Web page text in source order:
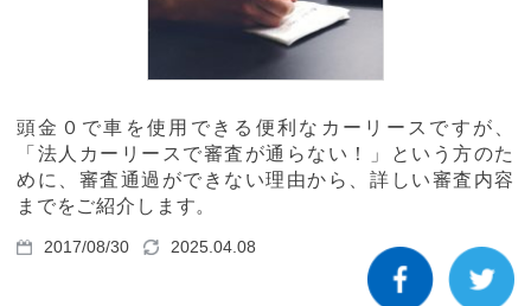
カーリース体験談
お役立ち記事
頭金０で車を使用できる便利なカーリースですが、
「法人カーリースで審査が通らない！」という方のた
めに、審査通過ができない理由から、詳しい審査内容
までをご紹介します。
2017/08/30 2025.04.08